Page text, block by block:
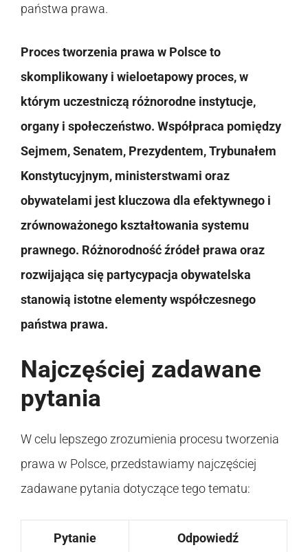
państwa prawa.
Proces tworzenia prawa w Polsce to
skomplikowany i wieloetapowy proces, w
którym uczestniczą różnorodne instytucje,
organy i społeczeństwo. Współpraca pomiędzy
Sejmem, Senatem, Prezydentem, Trybunałem
Konstytucyjnym, ministerstwami oraz
obywatelami jest kluczowa dla efektywnego i
zrównoważonego kształtowania systemu
prawnego. Różnorodność źródeł prawa oraz
rozwijająca się partycypacja obywatelska
stanowią istotne elementy współczesnego
państwa prawa.
Najczęściej zadawane
pytania
W celu lepszego zrozumienia procesu tworzenia
prawa w Polsce, przedstawiamy najczęściej
zadawane pytania dotyczące tego tematu:
Pytanie Odpowiedź